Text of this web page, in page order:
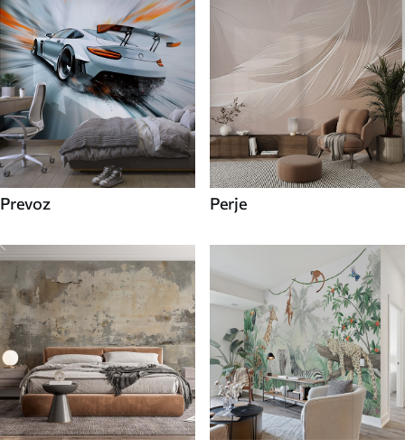
Prevoz Perje